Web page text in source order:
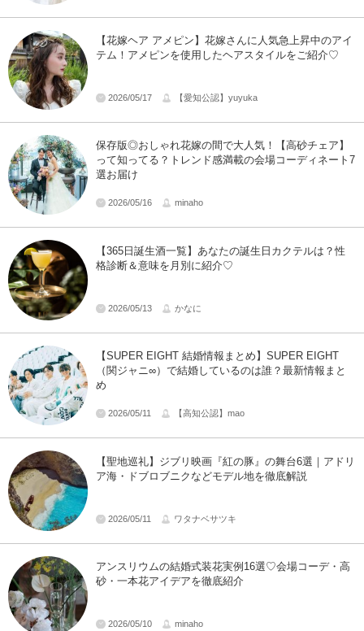
【花嫁ヘア アメピン】花嫁さんに人気急上昇中のアイ
テム！アメピンを使用したヘアスタイルをご紹介♡
2026/05/17 【愛知公認】yuyuka
保存版◎おしゃれ花嫁の間で大人気！【高砂チェア】
って知ってる？トレンド感満載の会場コーディネート7
選お届け
2026/05/16 minaho
【365日誕生酒一覧】あなたの誕生日カクテルは？性
格診断＆意味を月別に紹介♡
2026/05/13 かなに
【SUPER EIGHT 結婚情報まとめ】SUPER EIGHT
（関ジャニ∞）で結婚しているのは誰？最新情報まと
め
2026/05/11 【高知公認】mao
【聖地巡礼】ジブリ映画『紅の豚』の舞台6選｜アドリ
ア海・ドブロブニクなどモデル地を徹底解説
2026/05/11 ワタナベサツキ
アンスリウムの結婚式装花実例16選♡会場コーデ・高
砂・一本花アイデアを徹底紹介
2026/05/10 minaho